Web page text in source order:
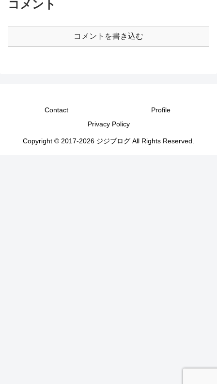
コメント
コメントを書き込む
Contact
Profile
Privacy Policy
Copyright © 2017-2026 ジジブログ All Rights Reserved.